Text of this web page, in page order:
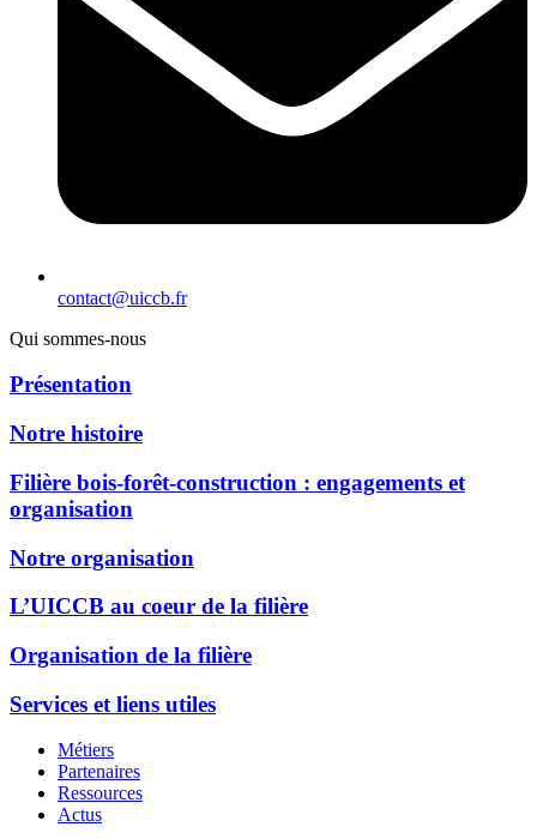
contact@uiccb.fr
Qui sommes-nous
Présentation
Notre histoire
Filière bois-forêt-construction : engagements et
organisation
Notre organisation
L’UICCB au coeur de la filière
Organisation de la filière
Services et liens utiles
Métiers
Partenaires
Ressources
Actus